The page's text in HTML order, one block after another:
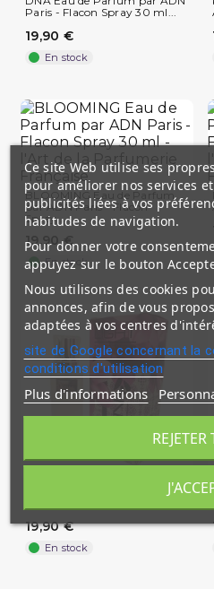
Paris - Flacon Spray 30 ml...
19,90 €
En stock
BLOOMING Eau de Parfum
par ADN Paris - Flacon
Spray...
19,90 €
En stock
19,90 €
En stock
Ce site Web utilise ses
pour améliorer nos services
publicités liées à vos
habitudes de navigation.
Pour donner votre
appuyez sur le bouton
Nous utilisons des cookies
annonces, afin de vous
adaptées à vos centres
site de Google concernant la
conditions d'utilisation
Plus d'informations